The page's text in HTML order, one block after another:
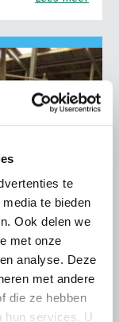
te
te bieden
Ook delen we
met onze
analyse. Deze
met andere
die ze hebben
hun services. U